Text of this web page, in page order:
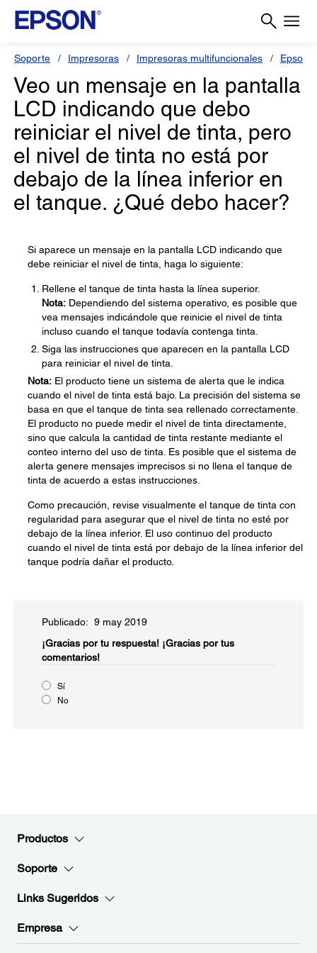
Soporte Impresoras Impresoras multifuncionales Epson
Veo un mensaje en la pantalla
LCD indicando que debo
reiniciar el nivel de tinta, pero
el nivel de tinta no está por
debajo de la línea inferior en
el tanque. ¿Qué debo hacer?
Si aparece un mensaje en la pantalla LCD indicando que
debe reiniciar el nivel de tinta, haga lo siguiente:
Rellene el tanque de tinta hasta la línea superior.
Nota: Dependiendo del sistema operativo, es posible que
vea mensajes indicándole que reinicie el nivel de tinta
incluso cuando el tanque todavía contenga tinta.
Siga las instrucciones que aparecen en la pantalla LCD
para reiniciar el nivel de tinta.
Nota: El producto tiene un sistema de alerta que le indica
cuando el nivel de tinta está bajo. La precisión del sistema se
basa en que el tanque de tinta sea rellenado correctamente.
El producto no puede medir el nivel de tinta directamente,
sino que calcula la cantidad de tinta restante mediante el
conteo interno del uso de tinta. Es posible que el sistema de
alerta genere mensajes imprecisos si no llena el tanque de
tinta de acuerdo a estas instrucciones.
Como precaución, revise visualmente el tanque de tinta con
regularidad para asegurar que el nivel de tinta no esté por
debajo de la línea inferior. El uso continuo del producto
cuando el nivel de tinta está por debajo de la línea inferior del
tanque podría dañar el producto.
Publicado: 9 may 2019
¡Gracias por tu respuesta! ¡Gracias por tus
comentarios!
Sí
No
Productos
Soporte
Links Sugeridos
Empresa